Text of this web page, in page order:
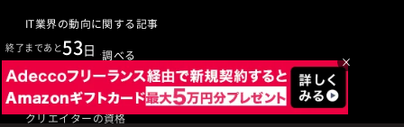
IT業界の動向に関する記事
IT業界の用語を調べる
ITエンジニアの資格
クリエイターの資格
×
終了まであと53日